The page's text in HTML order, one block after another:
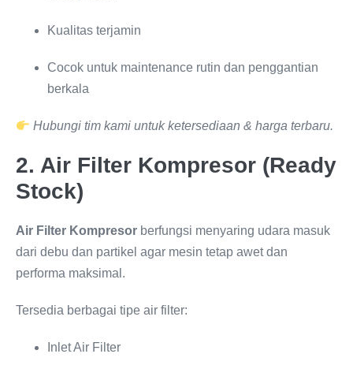
Kualitas terjamin
Cocok untuk maintenance rutin dan penggantian
berkala
Hubungi tim kami untuk ketersediaan & harga terbaru.
2. Air Filter Kompresor (Ready
Stock)
Air Filter Kompresor berfungsi menyaring udara masuk
dari debu dan partikel agar mesin tetap awet dan
performa maksimal.
Tersedia berbagai tipe air filter:
Inlet Air Filter